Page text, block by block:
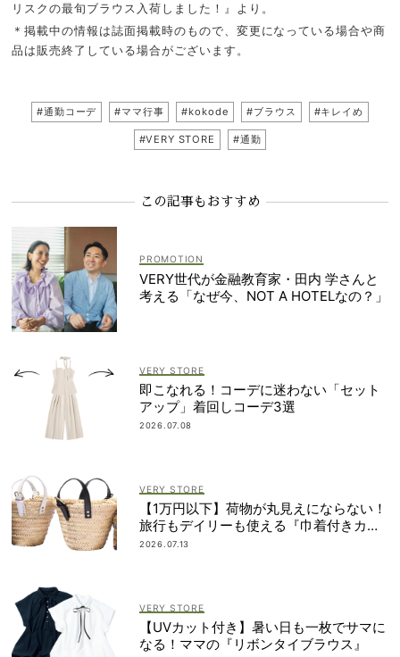
リスクの最旬ブラウス入荷しました！』より。
＊掲載中の情報は誌面掲載時のもので、変更になっている場合や商
品は販売終了している場合がございます。
#通勤コーデ #ママ行事 #kokode #ブラウス #キレイめ
#VERY STORE #通勤
この記事もおすすめ
VERY世代が金融教育家・田内 学さんと
考える「なぜ今、NOT A HOTELなの？」
VERY STORE
即こなれる！コーデに迷わない「セット
アップ」着回しコーデ3選
2026.07.08
VERY STORE
【1万円以下】荷物が丸見えにならない！
旅行もデイリーも使える『巾着付きカゴ
バッグ』
2026.07.13
VERY STORE
【UVカット付き】暑い日も一枚でサマに
なる！ママの『リボンタイブラウス』